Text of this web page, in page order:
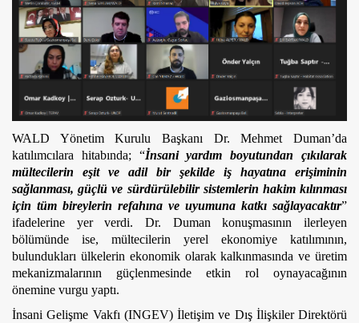
WALD Yönetim Kurulu Başkanı Dr. Mehmet Duman’da
katılımcılara hitabında; “İnsani yardım boyutundan çıkılarak
mültecilerin eşit ve adil bir şekilde iş hayatına erişiminin
sağlanması, güçlü ve sürdürülebilir sistemlerin hakim kılınması
için tüm bireylerin refahına ve uyumuna katkı sağlayacaktır”
ifadelerine yer verdi. Dr. Duman konuşmasının ilerleyen
bölümünde ise, mültecilerin yerel ekonomiye katılımının,
bulundukları ülkelerin ekonomik olarak kalkınmasında ve üretim
mekanizmalarının güçlenmesinde etkin rol oynayacağının
önemine vurgu yaptı.
İnsani Gelişme Vakfı (INGEV) İletişim ve Dış İlişkiler Direktörü